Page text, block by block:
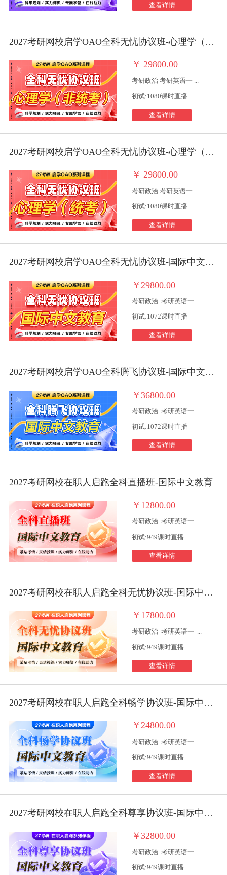
查看详情
2027考研网校启学OAO全科无忧协议班-心理学（非统考）
￥ 29800.00
考研政治 考研英语一 ...
初试:1080课时直播
查看详情
2027考研网校启学OAO全科无忧协议班-心理学（统考）
￥ 29800.00
考研政治 考研英语一 ...
初试:1080课时直播
查看详情
2027考研网校启学OAO全科无忧协议班-国际中文教育
￥29800.00
考研政治 考研英语一
初试:1072课时直播
查看详情
2027考研网校启学OAO全科腾飞协议班-国际中文教育
￥36800.00
考研政治 考研英语一 ...
初试:1072课时直播
查看详情
2027考研网校在职人启跑全科直播班-国际中文教育
￥12800.00
考研政治 考研英语一 ...
初试:949课时直播
查看详情
2027考研网校在职人启跑全科无忧协议班-国际中文教育
￥17800.00
考研政治 考研英语一 ...
初试:949课时直播
查看详情
2027考研网校在职人启跑全科畅学协议班-国际中文教育
￥24800.00
考研政治 考研英语一
初试:949课时直播
查看详情
2027考研网校在职人启跑全科尊享协议班-国际中文教育
￥32800.00
考研政治 考研英语一
初试:949课时直播